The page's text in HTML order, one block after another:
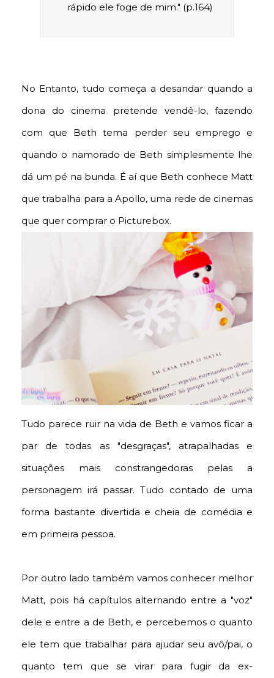
rápido ele foge de mim." (p.164)
No Entanto, tudo começa a desandar quando a
dona do cinema pretende vendê-lo, fazendo
com que Beth tema perder seu emprego e
quando o namorado de Beth simplesmente lhe
dá um pé na bunda. É aí que Beth conhece Matt
que trabalha para a Apollo, uma rede de cinemas
que quer comprar o Picturebox.
Tudo parece ruir na vida de Beth e vamos ficar a
par de todas as "desgraças", atrapalhadas e
situações mais constrangedoras pelas a
personagem irá passar. Tudo contado de uma
forma bastante divertida e cheia de comédia e
em primeira pessoa.
Por outro lado também vamos conhecer melhor
Matt, pois há capítulos alternando entre a "voz"
dele e entre a de Beth, e percebemos o quanto
ele tem que trabalhar para ajudar seu avô/pai, o
quanto tem que se virar para fugir da ex-